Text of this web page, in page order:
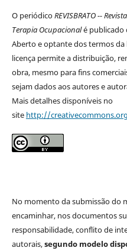
O periódicoREVISBRATO --
Terapia Ocupacionalé publicado
Aberto e optante dos termos da
licença permite a distribuição,
obra, mesmo para fins
sejam dados aos autores e
Mais detalhes disponíveis no
site http://
No momento da submissão do
encaminhar, nos documentos
responsabilidade, conflito de
autorais,segundo modelo